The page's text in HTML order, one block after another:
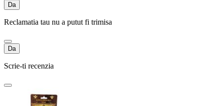
Da
Reclamatia tau nu a putut fi trimisa
Da
Scrie-ti recenzia